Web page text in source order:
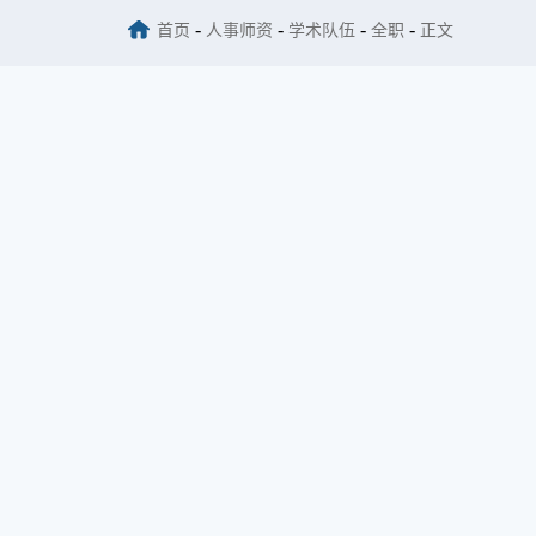
首页 - 人事师资 - 学术队伍 - 全职 - 正文